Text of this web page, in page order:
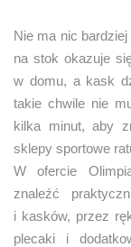
Nie ma nic
na stok okazuje
w domu, a kask
takie chwile nie
kilka minut, aby
sklepy sportowe
W ofercie
znaleźć
i kasków, przez
plecaki i